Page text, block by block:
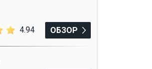
4.94 ОБЗОР